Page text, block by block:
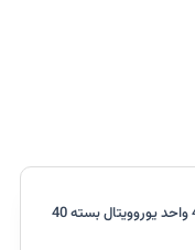
کپسول ویتامین ای 400 واحد یوروویتال بسته 40